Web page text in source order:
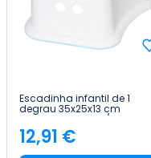
Escadinha infantil de 1
degrau 35x25x13 cm
TinySteps Branco/Azul
7house
Preço
12,91 €